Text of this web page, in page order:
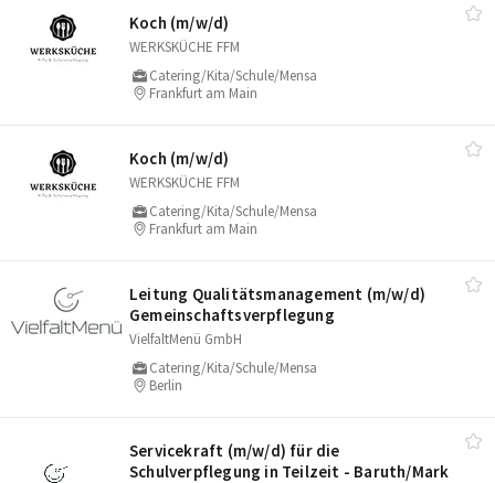
Koch (m/​w/​d)
WERKSKÜCHE FFM
Catering/Kita/Schule/Mensa
Frankfurt am Main
Koch (m/​w/​d)
WERKSKÜCHE FFM
Catering/Kita/Schule/Mensa
Frankfurt am Main
Leitung Qualitätsmanagement (m/​w/​d)
Gemeinschaftsverpflegung
VielfaltMenü GmbH
Catering/Kita/Schule/Mensa
Berlin
Servicekraft (m/​w/​d) für die
Schulverpflegung in Teilzeit - Baruth/​Mark